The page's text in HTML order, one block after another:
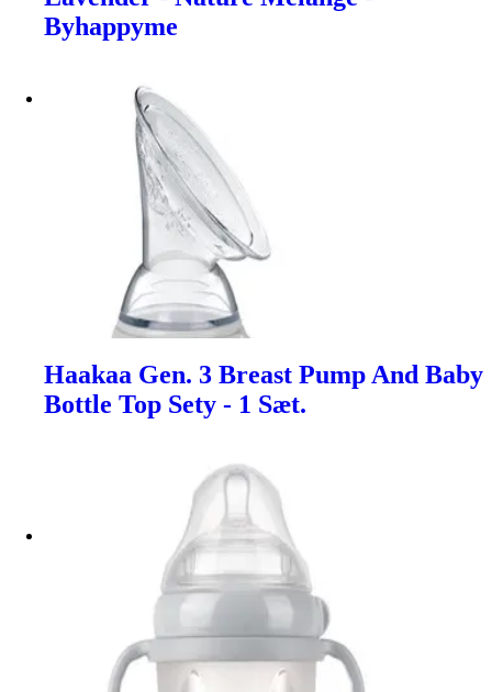
Byhappyme
Haakaa Gen. 3 Breast Pump And Baby
Bottle Top Sety - 1 Sæt.